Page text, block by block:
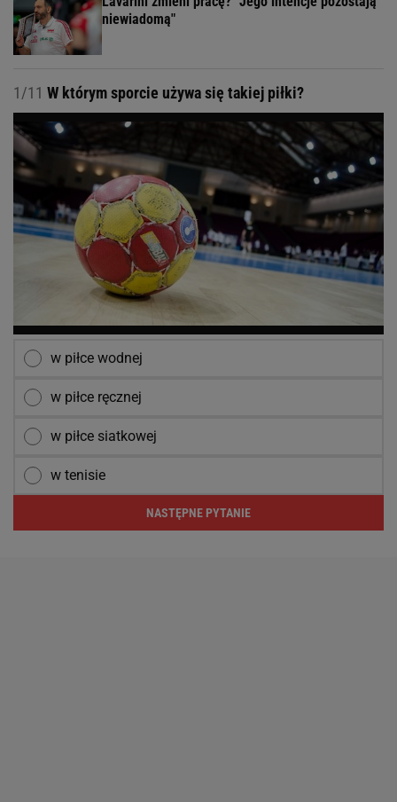
niewiadomą"
1/11 W którym sporcie używa się takiej piłki?
w piłce wodnej
w piłce ręcznej
w piłce siatkowej
w tenisie
NASTĘPNE PYTANIE